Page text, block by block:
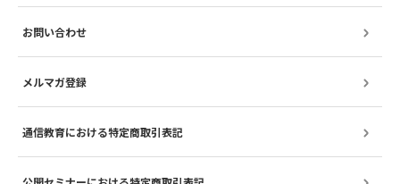
お問い合わせ
メルマガ登録
通信教育における特定商取引表記